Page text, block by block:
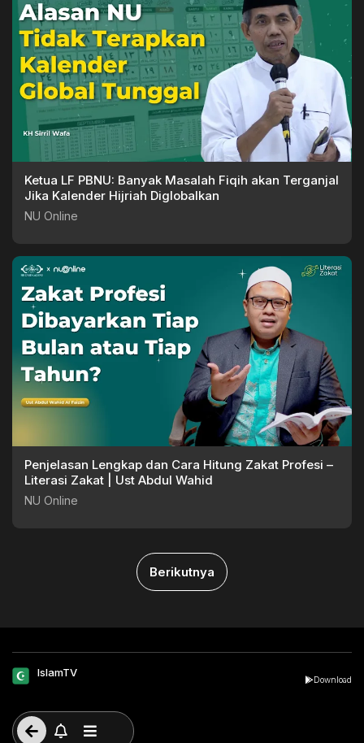
Ketua LF PBNU: Banyak Masalah Fiqih akan Terganjal
Jika Kalender Hijriah Diglobalkan
NU Online
Penjelasan Lengkap dan Cara Hitung Zakat Profesi –
Literasi Zakat | Ust Abdul Wahid
NU Online
Berikutnya
IslamTV
Download